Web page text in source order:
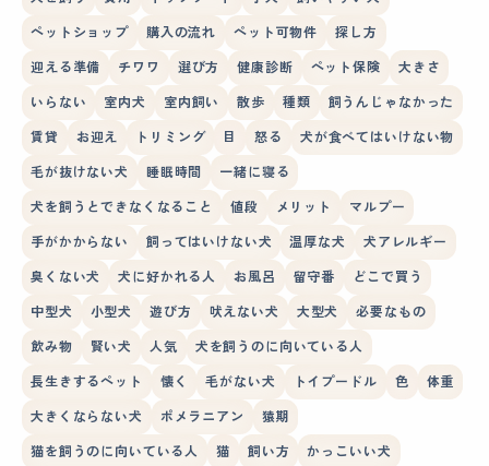
ペットショップ 購入の流れ ペット可物件 探し方
迎える準備 チワワ 選び方 健康診断 ペット保険 大きさ
いらない 室内犬 室内飼い 散歩 種類 飼うんじゃなかった
賃貸 お迎え トリミング 目 怒る 犬が食べてはいけない物
毛が抜けない犬 睡眠時間 一緒に寝る
犬を飼うとできなくなること 値段 メリット マルプー
手がかからない 飼ってはいけない犬 温厚な犬 犬アレルギー
臭くない犬 犬に好かれる人 お風呂 留守番 どこで買う
中型犬 小型犬 遊び方 吠えない犬 大型犬 必要なもの
飲み物 賢い犬 人気 犬を飼うのに向いている人
長生きするペット 懐く 毛がない犬 トイプードル 色 体重
大きくならない犬 ポメラニアン 猿期
猫を飼うのに向いている人 猫 飼い方 かっこいい犬